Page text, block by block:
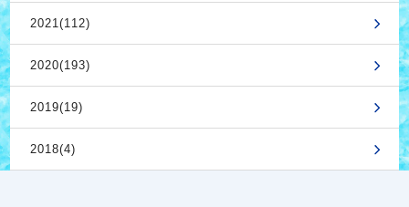
2021(112)
2020(193)
2019(19)
2018(4)